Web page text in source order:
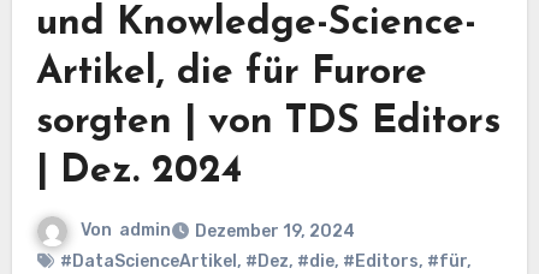
und Knowledge-Science-
Artikel, die für Furore
sorgten | von TDS Editors
| Dez. 2024
Von admin
Dezember 19, 2024
#DataScienceArtikel , #Dez, #die, #Editors, #für,